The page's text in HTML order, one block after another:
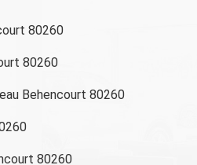
80260
80260
Behencourt 80260
80260